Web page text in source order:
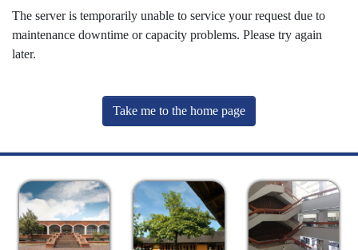
The server is temporarily unable to service your request due to
maintenance downtime or capacity problems. Please try again
later.
Take me to the home page